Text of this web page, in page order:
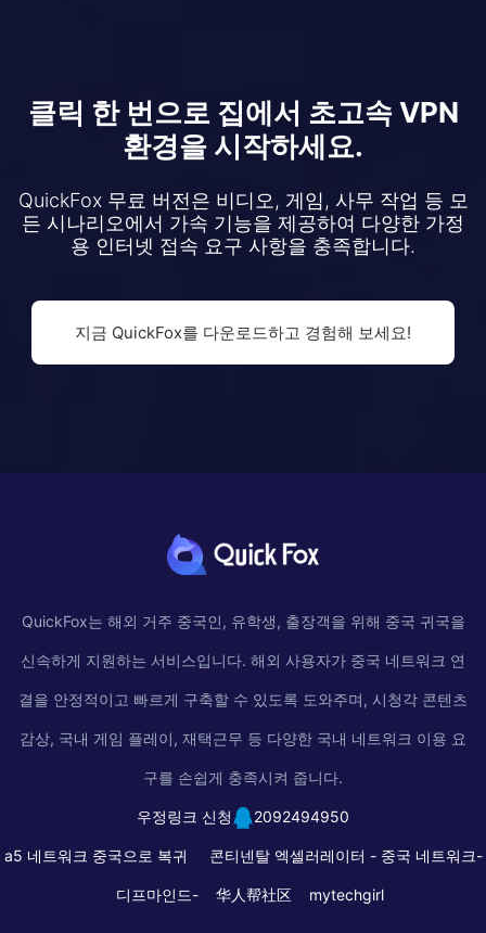
클릭 한 번으로 집에서 초고속 VPN
환경을 시작하세요.
QuickFox 무료 버전은 비디오, 게임, 사무 작업 등 모
든 시나리오에서 가속 기능을 제공하여 다양한 가정
용 인터넷 접속 요구 사항을 충족합니다.
지금 QuickFox를 다운로드하고 경험해 보세요!
QuickFox는 해외 거주 중국인, 유학생, 출장객을 위해 중국 귀국을
신속하게 지원하는 서비스입니다. 해외 사용자가 중국 네트워크 연
결을 안정적이고 빠르게 구축할 수 있도록 도와주며, 시청각 콘텐츠
감상, 국내 게임 플레이, 재택근무 등 다양한 국내 네트워크 이용 요
구를 손쉽게 충족시켜 줍니다.
우정링크 신청 2092494950
a5 네트워크 중국으로 복귀 콘티넨탈 엑셀러레이터 - 중국 네트워크-
디프마인드- 华人帮社区 mytechgirl